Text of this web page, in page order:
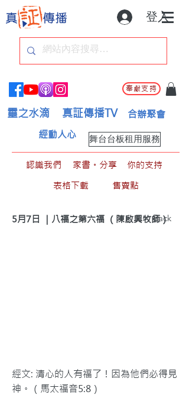
登入
奉獻支持
靈之水滴 真証傳播TV 合辦聚會
舞台台板租用服務
經動人心
認識我們 家書。分享
你的支持
表格下載
售賣點
5月7日 ｜八福之第六福 （陳啟興牧師）
< Back
經文: 清心的人有福了！因為他們必得見
神。（馬太福音5:8）